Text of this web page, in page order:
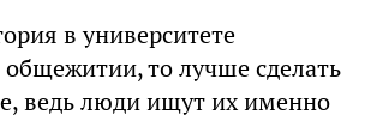
в университете
то лучше сделать
ведь люди ищут их именно